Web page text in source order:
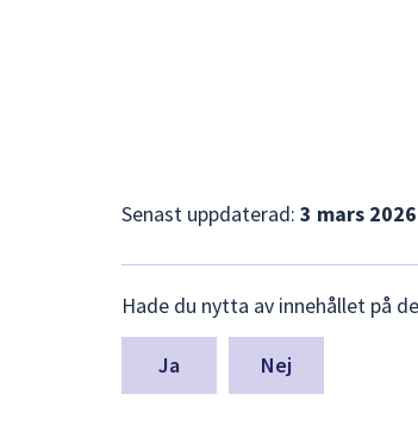
Senast uppdaterad: 3 mars 2026
synpunkter
för
denna
Hade du nytta av innehållet på
Nej